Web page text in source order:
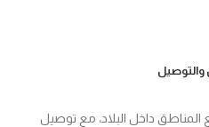
داخل البلاد، مع توصيل